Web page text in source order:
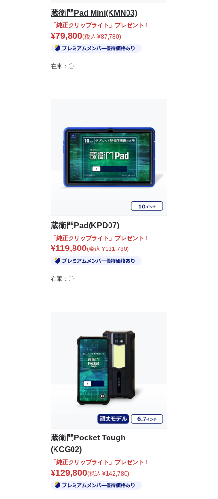
蔵衛門Pad Mini(KMN03)
「純正クリップライト」プレゼント！
¥79,800(税込 ¥87,780)
在庫：〇
蔵衛門Pad(KPD07)
「純正クリップライト」プレゼント！
¥119,800(税込 ¥131,780)
在庫：〇
蔵衛門Pocket Tough
(KCG02)
「純正クリップライト」プレゼント！
¥129,800(税込 ¥142,780)